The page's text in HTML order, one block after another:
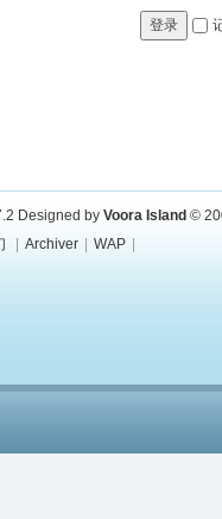
登录
Designed by Voora Island ©
Archiver WAP